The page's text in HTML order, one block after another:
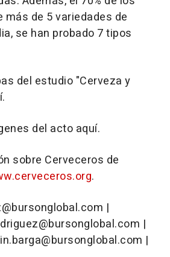
de 5 variedades de
se han probado 7 tipos
del estudio "Cerveza y
del acto aquí.
sobre Cerveceros de
.
|
|
|